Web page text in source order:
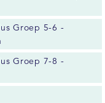
Groep 5-6 -
Groep 7-8 -